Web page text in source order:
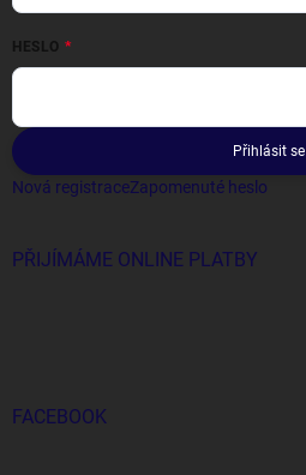
HESLO
Přihlásit se
Nová registraceZapomenuté heslo
PŘIJÍMÁME ONLINE PLATBY
FACEBOOK